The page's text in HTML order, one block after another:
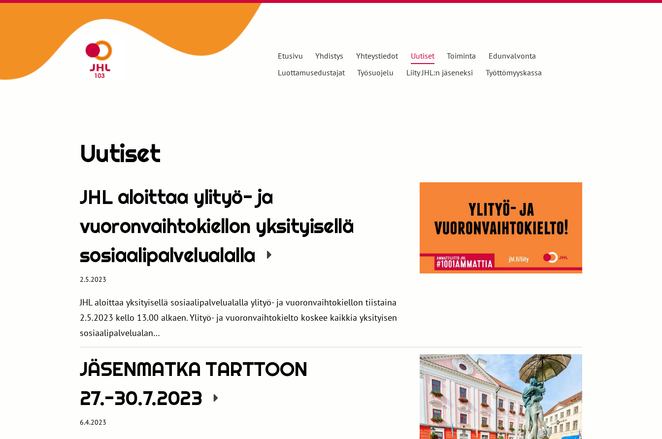
JHL 103 Etusivu Yhdistys Yhteystiedot Uutiset Toiminta
Edunvalvonta
Luottamusedustajat
Työsuojelu Liity JHL:n jäseneksi Työttömyyskassa
Uutiset
JHL aloittaa ylityö- ja
vuoronvaihtokiellon yksityisellä
sosiaalipalvelualalla
2.5.2023
JHL aloittaa yksityisellä sosiaalipalvelualalla ylityö- ja vuoronvaihtokiellon tiistaina
2.5.2023 kello 13.00 alkaen. Ylityö- ja vuoronvaihtokielto koskee kaikkia yksityisen
sosiaalipalvelualan…
JÄSENMATKA TARTTOON
27.-30.7.2023
6.4.2023